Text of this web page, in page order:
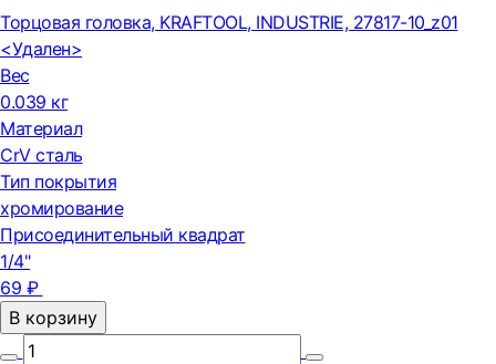
Торцовая головка, KRAFTOOL, INDUSTRIE, 27817-10_z01
<Удален>
Вес
0.039 кг
Материал
CrV сталь
Тип покрытия
хромирование
Присоединительный квадрат
1/4"
69 ₽
В корзину